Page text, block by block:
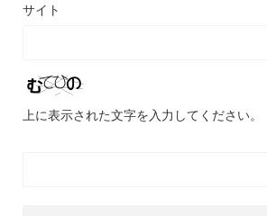
サイト
上に表示された文字を入力してください。